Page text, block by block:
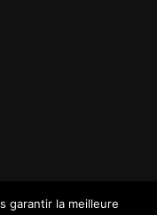
garantir la meilleure